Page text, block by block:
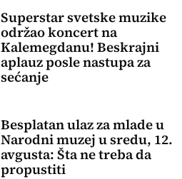
Superstar svetske muzike
održao koncert na
Kalemegdanu! Beskrajni
aplauz posle nastupa za
sećanje
Besplatan ulaz za mlade u
Narodni muzej u sredu, 12.
avgusta: Šta ne treba da
propustiti